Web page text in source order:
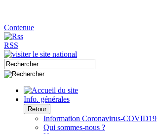
Contenue
RSS
Info. générales
Retour
Information Coronavirus-COVID19
Qui sommes-nous ?